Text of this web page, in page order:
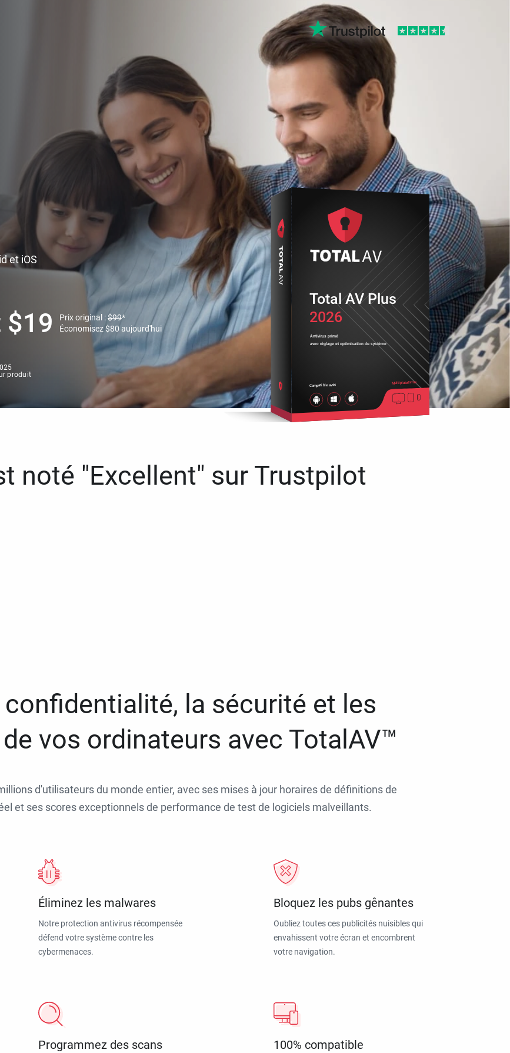
et iOS
$19 Prix original :$99*
Économisez$80 aujourd'hui
produit
2026
Antivirus primé
avec réglage et optimisation du système
Compatible avec Multiplateforme
Total AV Plus
noté "Excellent" sur Trustpilot
la sécurité et les
vos ordinateurs avec TotalAV™
d'utilisateurs du monde entier, avec ses mises à jour horaires de définitions de
et ses scores exceptionnels de performance de test de logiciels malveillants.
Éliminez les malwares
Notre protection antivirus récompensée
défend votre système contre les
cybermenaces.
Bloquez les pubs gênantes
Oubliez toutes ces publicités nuisibles qui
envahissent votre écran et encombrent
votre navigation.
Programmez des scans
100% compatible